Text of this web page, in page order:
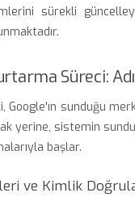
sürekli
Süreci:
Google'ın sunduğu
yerine, sistemin
başlar.
ve Kimlik